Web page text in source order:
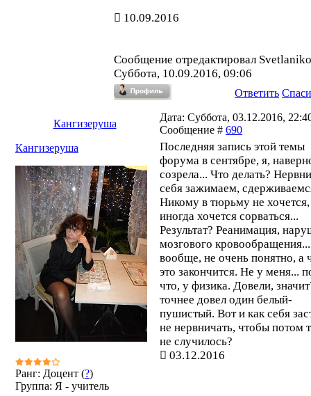
10.09.2016
Сообщение отредактировал
Суббота, 10.09.2016, 09:06
Ответить
Кангизеруша
Дата: Суббота, 03.12.2016,
Сообщение # 690
Кангизеруша
Ранг: Доцент (?)
Группа: Я - учитель
Последняя запись этой темы
форума в сентябре, я,
созрела... Что делать?
себя зажимаем,
Никому в тюрьму не хочется,
иногда хочется сорваться...
Результат? Реанимация,
мозгового
вообще, не очень понятно, а
это закончится. Не у меня...
что, у физика. Довели,
точнее довел один белый-
пушистый. Вот и как себя
не нервничать, чтобы потом
не случилось?
03.12.2016